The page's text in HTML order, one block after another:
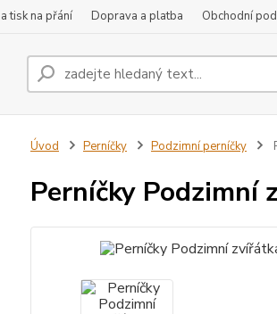
tisk na přání Doprava a platba Obchodní
Úvod Perníčky Podzimní perníčky
Perníčky Podzimní